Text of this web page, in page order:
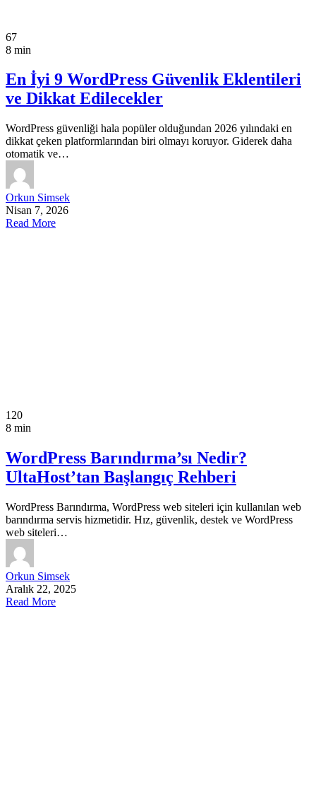
67
8 min
En İyi 9 WordPress Güvenlik Eklentileri
ve Dikkat Edilecekler
WordPress güvenliği hala popüler olduğundan 2026 yılındaki en
dikkat çeken platformlarından biri olmayı koruyor. Giderek daha
otomatik ve…
Orkun Simsek
Nisan 7, 2026
Read More
120
8 min
WordPress Barındırma’sı Nedir?
UltaHost’tan Başlangıç Rehberi
WordPress Barındırma, WordPress web siteleri için kullanılan web
barındırma servis hizmetidir. Hız, güvenlik, destek ve WordPress
web siteleri…
Orkun Simsek
Aralık 22, 2025
Read More